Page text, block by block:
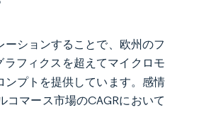
ションすることで、欧州のフ
フィクスを超えてマイクロモ
プトを提供しています。感情
マース市場のCAGRにおいて